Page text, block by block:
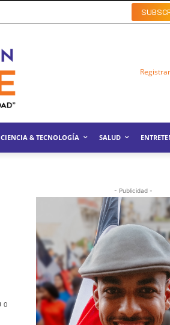
CIENCIA & TECNOLOGÍA SALUD
0
- Publicidad -